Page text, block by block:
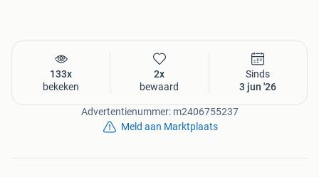
133x
bekeken
2x
bewaard
Sinds
3 jun '26
Advertentienummer: m2406755237
Meld aan Marktplaats